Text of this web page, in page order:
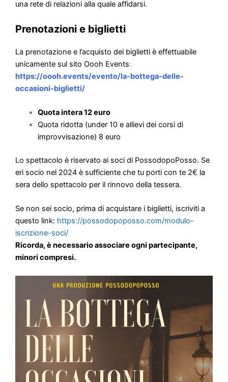
La prenotazione e l’acquisto dei biglietti è effettuabile
https://oooh.events/evento/la-bottega-delle-
Quota intera 12 euro
Quota ridotta (under 10 e allievi dei corsi di
improvvisazione) 8 euro
Lo spettacolo è riservato ai soci di PossodopoPosso.
eri socio nel 2024 è sufficiente che tu porti con te 2€ la
sera dello spettacolo per il rinnovo della tessera.
Se non sei socio, prima di acquistare i biglietti, iscriviti a
questo link: https://possodopoposso.com/modulo-
iscrizione-soci/
minori compresi.